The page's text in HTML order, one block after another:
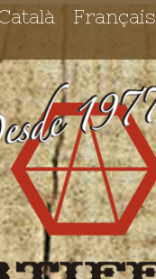
Français